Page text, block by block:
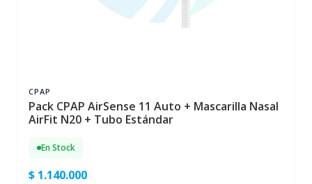
CPAP
Pack CPAP AirSense 11 Auto + Mascarilla Nasal
AirFit N20 + Tubo Estándar
En Stock
$ 1.140.000